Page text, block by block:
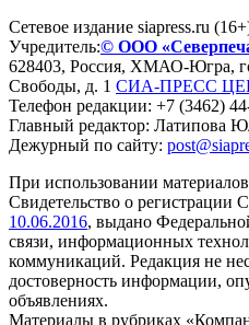
Сетевое издание siapress.ru
Учредитель:© ООО
628403, Россия, ХМАО-Югра,
Свободы, д. 1 СИА-ПРЕСС
Телефон редакции: +7 (3462)
Главный редактор: Латипова
Дежурный по сайту:
При использовании материалов
Свидетельство о регистрации
10.06.2016, выдано
связи, информационных
коммуникаций. Редакция не
достоверность информации,
объявлениях.
Материалы в рубриках